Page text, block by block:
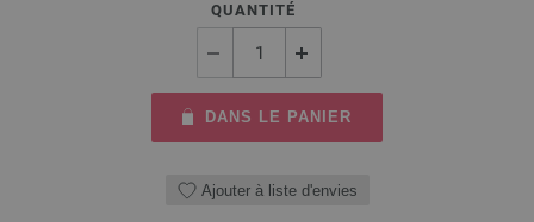
QUANTITÉ
DANS LE PANIER
Ajouter à liste d'envies